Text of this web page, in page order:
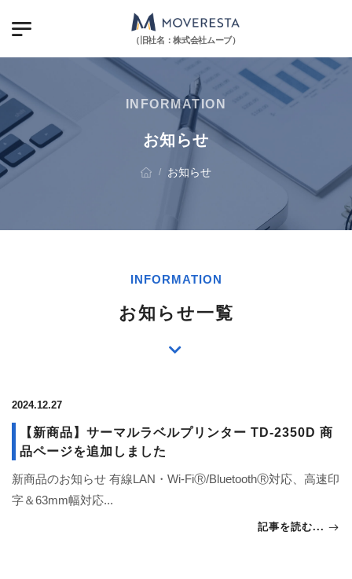
（旧社名：株式会社ムーブ）
INFORMATION
お知らせ
/ お知らせ
INFORMATION
お知らせ一覧
2024.12.27
【新商品】サーマルラベルプリンター TD-2350D 商
品ページを追加しました
新商品のお知らせ 有線LAN・Wi-FiⓇ/BluetoothⓇ対応、高速印
字＆63mm幅対応...
記事を読む...